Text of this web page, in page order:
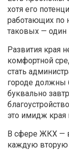
хотя его
работающих по
таковых — один
Развития края
комфортной
стать
городе должны
буквально
это имидж края
В сфере ЖКХ —
каждую вторую